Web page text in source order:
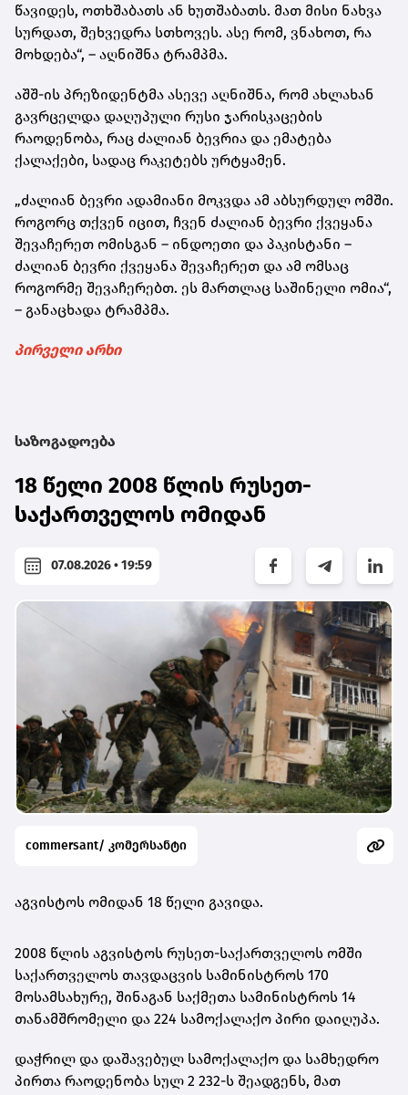
წავიდეს, ოთხშაბათს ან ხუთშაბათს. მათ მისი ნახვა
სურდათ, შეხვედრა სთხოვეს. ასე რომ, ვნახოთ, რა
მოხდება“, – აღნიშნა ტრამპმა.
აშშ-ის პრეზიდენტმა ასევე აღნიშნა, რომ ახლახან
გავრცელდა დაღუპული რუსი ჯარისკაცების
რაოდენობა, რაც ძალიან ბევრია და ემატება
ქალაქები, სადაც რაკეტებს ურტყამენ.
„ძალიან ბევრი ადამიანი მოკვდა ამ აბსურდულ ომში.
როგორც თქვენ იცით, ჩვენ ძალიან ბევრი ქვეყანა
შევაჩერეთ ომისგან – ინდოეთი და პაკისტანი –
ძალიან ბევრი ქვეყანა შევაჩერეთ და ამ ომსაც
როგორმე შევაჩერებთ. ეს მართლაც საშინელი ომია“,
– განაცხადა ტრამპმა.
პირველი არხი
საზოგადოება
18 წელი 2008 წლის რუსეთ-
საქართველოს ომიდან
07.08.2026 • 19:59
commersant/ კომერსანტი
აგვისტოს ომიდან 18 წელი გავიდა.
2008 წლის აგვისტოს რუსეთ-საქართველოს ომში
საქართველოს თავდაცვის სამინისტროს 170
მოსამსახურე, შინაგან საქმეთა სამინისტროს 14
თანამშრომელი და 224 სამოქალაქო პირი დაიღუპა.
დაჭრილ და დაშავებულ სამოქალაქო და სამხედრო
პირთა რაოდენობა სულ 2 232-ს შეადგენს, მათ